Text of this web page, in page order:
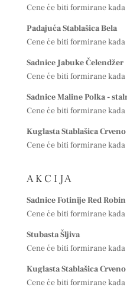
Cene će biti formirane
Padajuća Stablašica Bela
Cene će biti formirane
Sadnice Jabuke Čelendžer
Cene će biti formirane
Sadnice Maline Polka -
Cene će biti formirane
Kuglasta Stablašica Crveno
Cene će biti formirane
A K C I J A
Sadnice Fotinije Red
Cene će biti formirane
Stubasta Šljiva
Cene će biti formirane
Kuglasta Stablašica
Cene će biti formirane